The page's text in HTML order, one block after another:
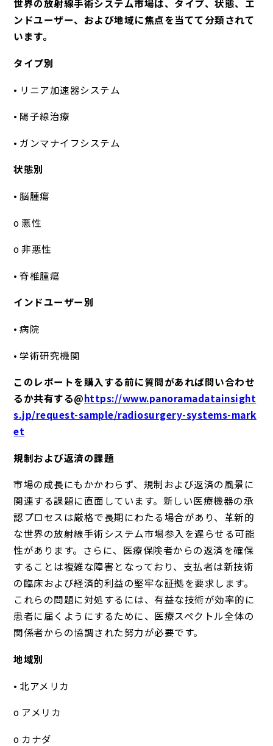
世界の放射線手術システム市場は、タイプ、状態、エ
ンドユーザー、および地域に焦点を当てて分類されて
います。
タイプ別
• リニア加速器システム
• 陽子線治療
• ガンマナイフシステム
状態別
• 脳腫瘍
o 悪性
o 非悪性
• 脊椎腫瘍
インドユーザー別
• 病院
• 学術研究機関
このレポートを購入する前に質問があれば問い合わせ
るか共有する@https://www.panoramadatainsight
s.jp/request-sample/radiosurgery-systems-mark
et
規制および返済の課題
市場の成長にもかかわらず、規制および返済の風景に
関連する課題に直面しています。新しい医療機器の承
認プロセスは厳格で長期にわたる場合があり、革新的
な世界の放射線手術システム市場参入を遅らせる可能
性があります。さらに、医療保険者からの返済を確保
することは複雑な障害となっており、支払者は新技術
の臨床および経済的利益の堅牢な証拠を要求します。
これらの問題に対処するには、有益な技術が効率的に
患者に届くようにするために、医療スペクトル全体の
関係者からの協調された努力が必要です。
地域別
• 北アメリカ
o アメリカ
o カナダ